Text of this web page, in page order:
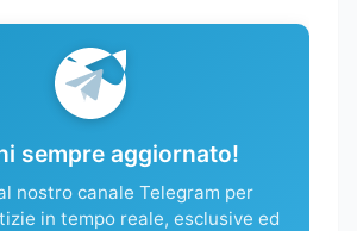
sempre aggiornato!
nostro canale Telegram per
in tempo reale, esclusive ed